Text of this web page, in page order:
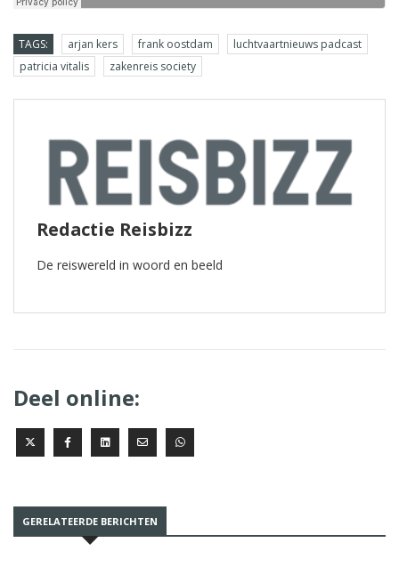
TAGS: arjan kers frank oostdam
luchtvaartnieuws padcast
patricia vitalis
zakenreis society
Redactie Reisbizz
De reiswereld in woord en beeld
Deel online:
GERELATEERDE BERICHTEN